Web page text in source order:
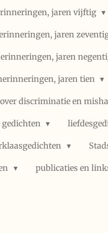
jaren vijftig
jaren
jaren
jaren tien
discriminatie en
publicaties en